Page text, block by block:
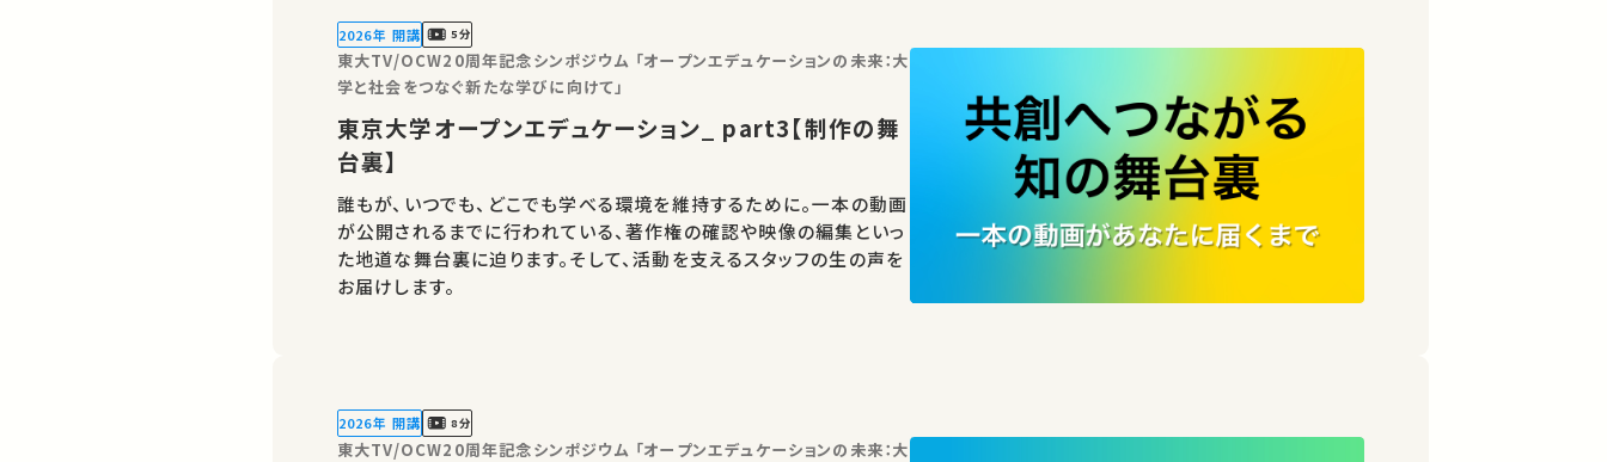
2026年 開講 5分
東大TV/OCW20周年記念シンポジウム 「オープンエデュケーションの未来：大
学と社会をつなぐ新たな学びに向けて」
東京大学オープンエデュケーション_ part3【制作の舞
台裏】
誰もが、いつでも、どこでも学べる環境を維持するために。一本の動画
が公開されるまでに行われている、著作権の確認や映像の編集といっ
た地道な舞台裏に迫ります。そして、活動を支えるスタッフの生の声を
お届けします。
2026年 開講 8分
東大TV/OCW20周年記念シンポジウム 「オープンエデュケーションの未来：大